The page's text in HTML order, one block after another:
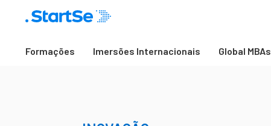
Formações Imersões Internacionais Global MBAs